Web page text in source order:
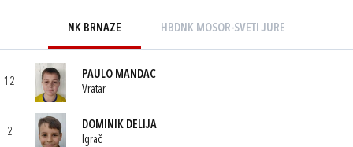
NK BRNAZE HBDNK MOSOR-SVETI JURE
12
PAULO MANDAC
Vratar
2
DOMINIK DELIJA
Igrač